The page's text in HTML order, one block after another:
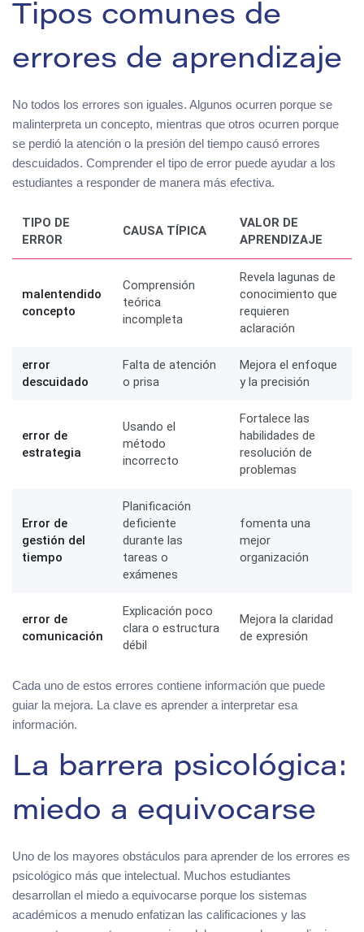
Tipos comunes de
errores de aprendizaje
No todos los errores son iguales. Algunos ocurren porque se
malinterpreta un concepto, mientras que otros ocurren porque
se perdió la atención o la presión del tiempo causó errores
descuidados. Comprender el tipo de error puede ayudar a los
estudiantes a responder de manera más efectiva.
TIPO DE
ERROR
CAUSA TÍPICA
VALOR DE
APRENDIZAJE
malentendido
concepto
Comprensión
teórica
incompleta
Revela lagunas de
conocimiento que
requieren
aclaración
error
descuidado
Falta de atención
o prisa
Mejora el enfoque
y la precisión
error de
estrategia
Usando el
método
incorrecto
Fortalece las
habilidades de
resolución de
problemas
Error de
gestión del
tiempo
Planificación
deficiente
durante las
tareas o
exámenes
fomenta una
mejor
organización
error de
comunicación
Explicación poco
clara o estructura
débil
Mejora la claridad
de expresión
Cada uno de estos errores contiene información que puede
guiar la mejora. La clave es aprender a interpretar esa
información.
La barrera psicológica:
miedo a equivocarse
Uno de los mayores obstáculos para aprender de los errores es
psicológico más que intelectual. Muchos estudiantes
desarrollan el miedo a equivocarse porque los sistemas
académicos a menudo enfatizan las calificaciones y las